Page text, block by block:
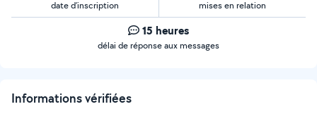
date d’inscription mises en relation
15 heures
délai de réponse aux messages
Informations vérifiées